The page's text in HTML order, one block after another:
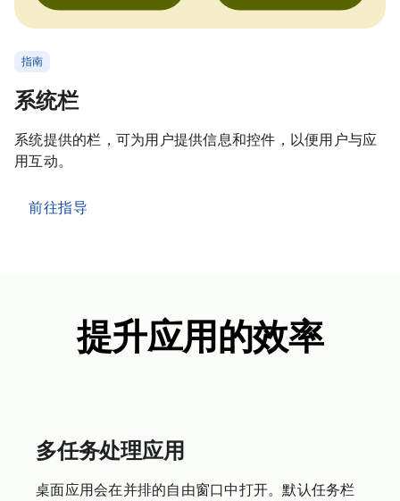
指南
系统栏
系统提供的栏，可为用户提供信息和控件，以便用户与应
用互动。
前往指导
提升应用的效率
多任务处理应用
桌面应用会在并排的自由窗口中打开。默认任务栏